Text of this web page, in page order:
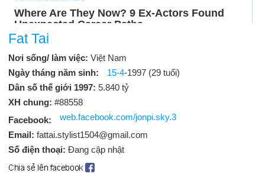
Fat Tai
Nơi sống/ làm việc: Việt Nam
Ngày tháng năm sinh:
15-4-1997 (29 tuổi)
Dân số thế giới 1997: 5.840 tỷ
XH chung: #88558
Facebook:
web.facebook.com/jonpi.sky.3
Email: fattai.stylist1504@gmail.com
Số điện thoại: Đang cập nhật